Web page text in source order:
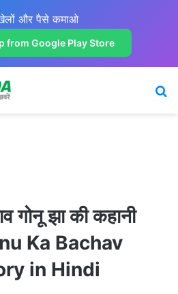
और पैसे कमाओ
from Google Play Store
गोनू झा की कहानी
Ka Bachav
in Hindi